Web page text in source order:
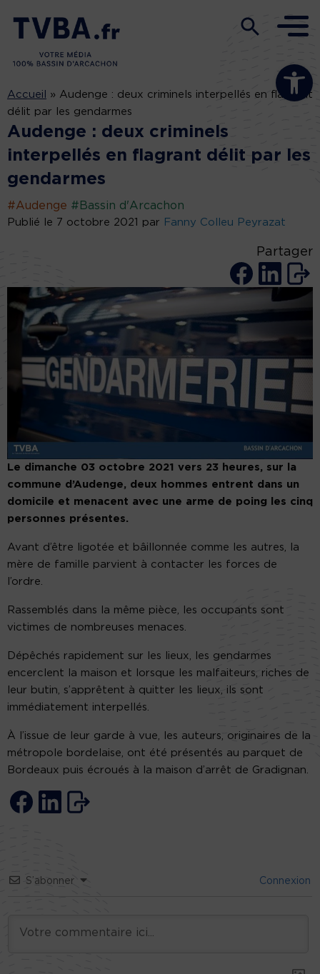
Ouvrir la
Accueil » Audenge : deux criminels interpellés en flagrant
délit par les gendarmes
Audenge : deux criminels
interpellés en flagrant délit par les
gendarmes
#Audenge #Bassin d'Arcachon
Publié le 7 octobre 2021 par Fanny Colleu Peyrazat
Partager
Le dimanche 03 octobre 2021 vers 23 heures, sur la
commune d’Audenge, deux hommes entrent dans un
domicile et menacent avec une arme de poing les cinq
personnes présentes.
Avant d’être ligotée et bâillonnée comme les autres, la
mère de famille parvient à contacter les forces de
l’ordre.
Rassemblés dans la même pièce, les occupants sont
victimes de nombreuses menaces.
Dépêchés rapidement sur les lieux, les gendarmes
encerclent la maison et lorsque les malfaiteurs, riches de
leur butin, s’apprêtent à quitter les lieux, ils sont
immédiatement interpellés.
À l’issue de leur garde à vue, les auteurs, originaires de la
métropole bordelaise, ont été présentés au parquet de
Bordeaux puis écroués à la maison d’arrêt de Gradignan.
S’abonner Connexion